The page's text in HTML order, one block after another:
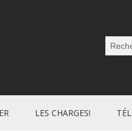
LES CHARGES!